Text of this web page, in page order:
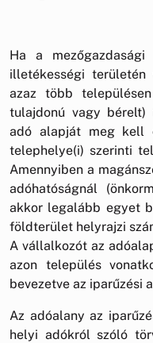
Ha a
illetékességi területén
azaz több
tulajdonú vagy bérelt)
adó alapját meg kell
telephelye(i) szerinti
Amennyiben a
adóhatóságnál
akkor legalább egyet
földterület helyrajzi
A vállalkozót az
azon település
bevezetve az iparűzési
Az adóalany az
helyi adókról szóló